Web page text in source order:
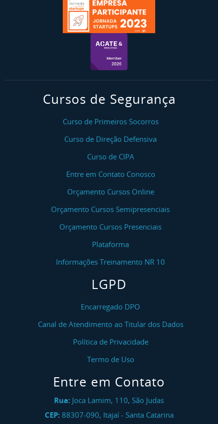
Cursos de Segurança
Curso de Primeiros Socorros
Curso de Direção Defensiva
Curso de CIPA
Entre em Contato Conosco
Orçamento Cursos Online
Orçamento Cursos Semipresenciais
Orçamento Cursos Presenciais
Plataforma
Informações Treinamento NR 10
LGPD
Encarregado DPO
Canal de Atendimento ao Titular dos Dados
Política de Privacidade
Termo de Uso
Entre em Contato
Rua: Joca Lamim, 110, São Judas
CEP: 88307-090, Itajaí- Santa Catarina